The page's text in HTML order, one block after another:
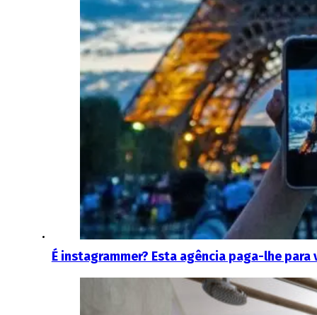
É instagrammer? Esta agência paga-lhe para